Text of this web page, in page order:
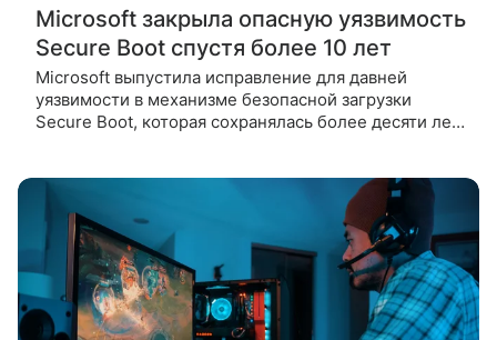
Microsoft закрыла опасную уязвимость
Secure Boot спустя более 10 лет
Microsoft выпустила исправление для давней
уязвимости в механизме безопасной загрузки
Secure Boot, которая сохранялась более десяти лет